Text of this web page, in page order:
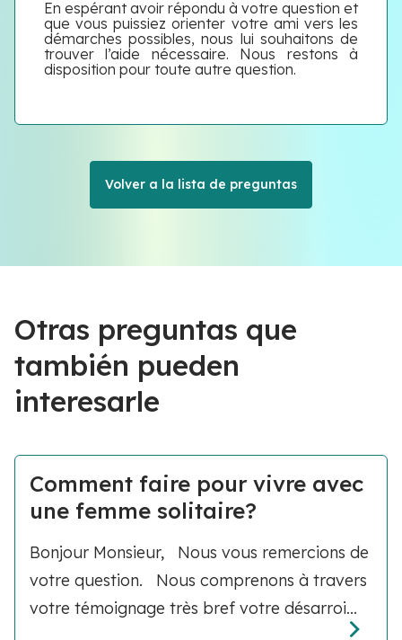
En espérant avoir répondu à votre question et
que vous puissiez orienter votre ami vers les
démarches possibles, nous lui souhaitons de
trouver l’aide nécessaire. Nous restons à
disposition pour toute autre question.
Volver a la lista de preguntas
Otras preguntas que
también pueden
interesarle
Comment faire pour vivre avec
une femme solitaire?
Bonjour Monsieur, Nous vous remercions de
votre question. Nous comprenons à travers
votre témoignage très bref votre désarroi...